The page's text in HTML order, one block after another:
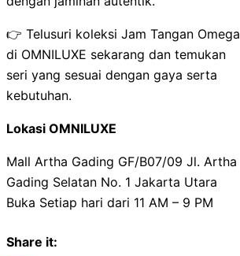
👉 Telusuri koleksi Jam Tangan Omega
di OMNILUXE sekarang dan temukan
seri yang sesuai dengan gaya serta
kebutuhan.
Lokasi OMNILUXE
Mall Artha Gading GF/B07/09 Jl. Artha
Gading Selatan No. 1 Jakarta Utara
Buka Setiap hari dari 11 AM – 9 PM
Share it: